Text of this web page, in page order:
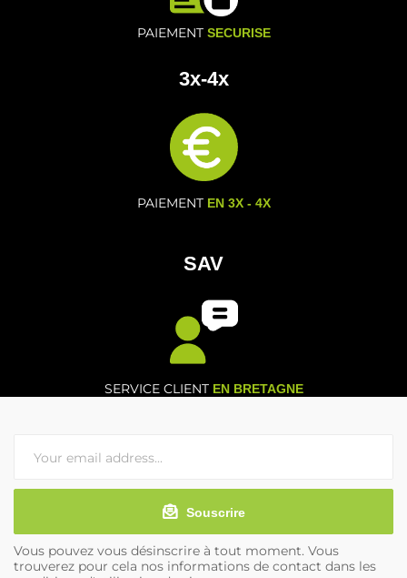
PAIEMENT SECURISE
3x-4x
PAIEMENT EN 3X - 4X
SAV
SERVICE CLIENT EN BRETAGNE
Souscrire
Vous pouvez vous désinscrire à tout moment. Vous
trouverez pour cela nos informations de contact dans les